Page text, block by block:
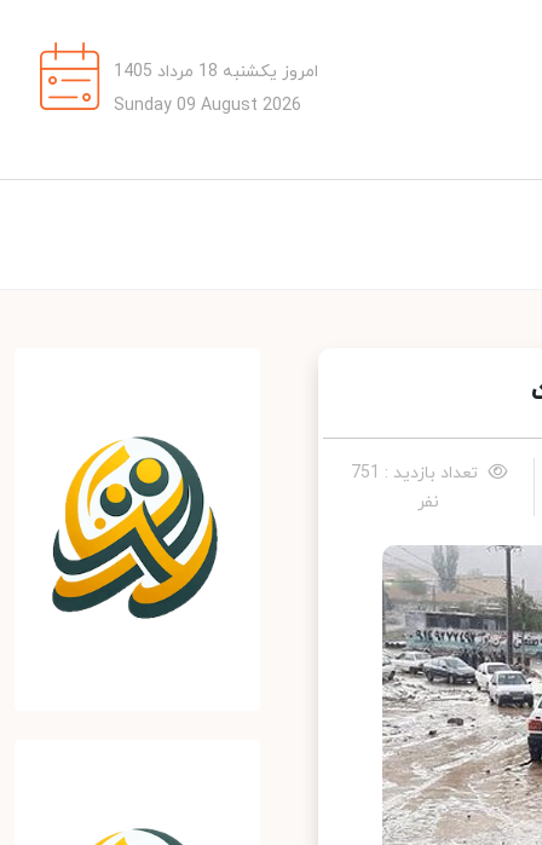
امروز یکشنبه 18 مرداد 1405
Sunday 09 August 2026
تعداد بازدید : 751
نفر